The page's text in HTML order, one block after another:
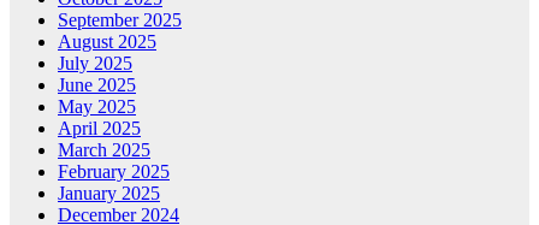
September 2025
August 2025
July 2025
June 2025
May 2025
April 2025
March 2025
February 2025
January 2025
December 2024